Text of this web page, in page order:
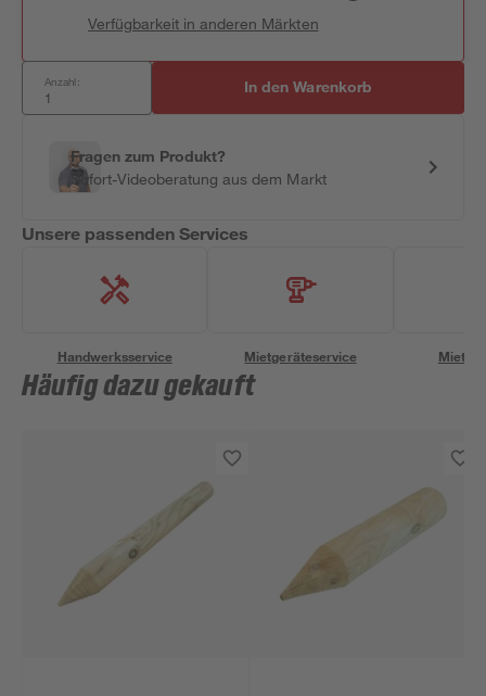
Verfügbarkeit in anderen Märkten
Anzahl: In den Warenkorb
Fragen zum Produkt?
Sofort-Videoberatung aus dem Markt
Unsere passenden Services
Handwerksservice Mietgeräteservice
Häufig dazu gekauft